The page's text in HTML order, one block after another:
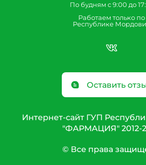
По будням с 9:00 до
Работаем только по
Республике
Оставить
Интернет-сайт ГУП
"ФАРМАЦИЯ" 2012-
© Все права